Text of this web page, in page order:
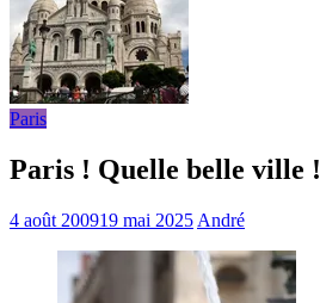
Paris
Paris ! Quelle belle ville !
4 août 200919 mai 2025 André